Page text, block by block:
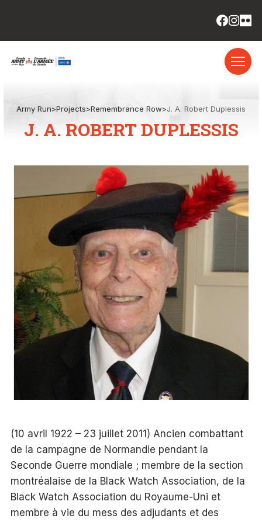
Army Run>Projects>Remembrance Row>J. A. Robert Duplessis
J. A. ROBERT DUPLESSIS
(10 avril 1922 – 23 juillet 2011) Ancien combattant
de la campagne de Normandie pendant la
Seconde Guerre mondiale ; membre de la section
montréalaise de la Black Watch Association, de la
Black Watch Association du Royaume-Uni et
membre à vie du mess des adjudants et des